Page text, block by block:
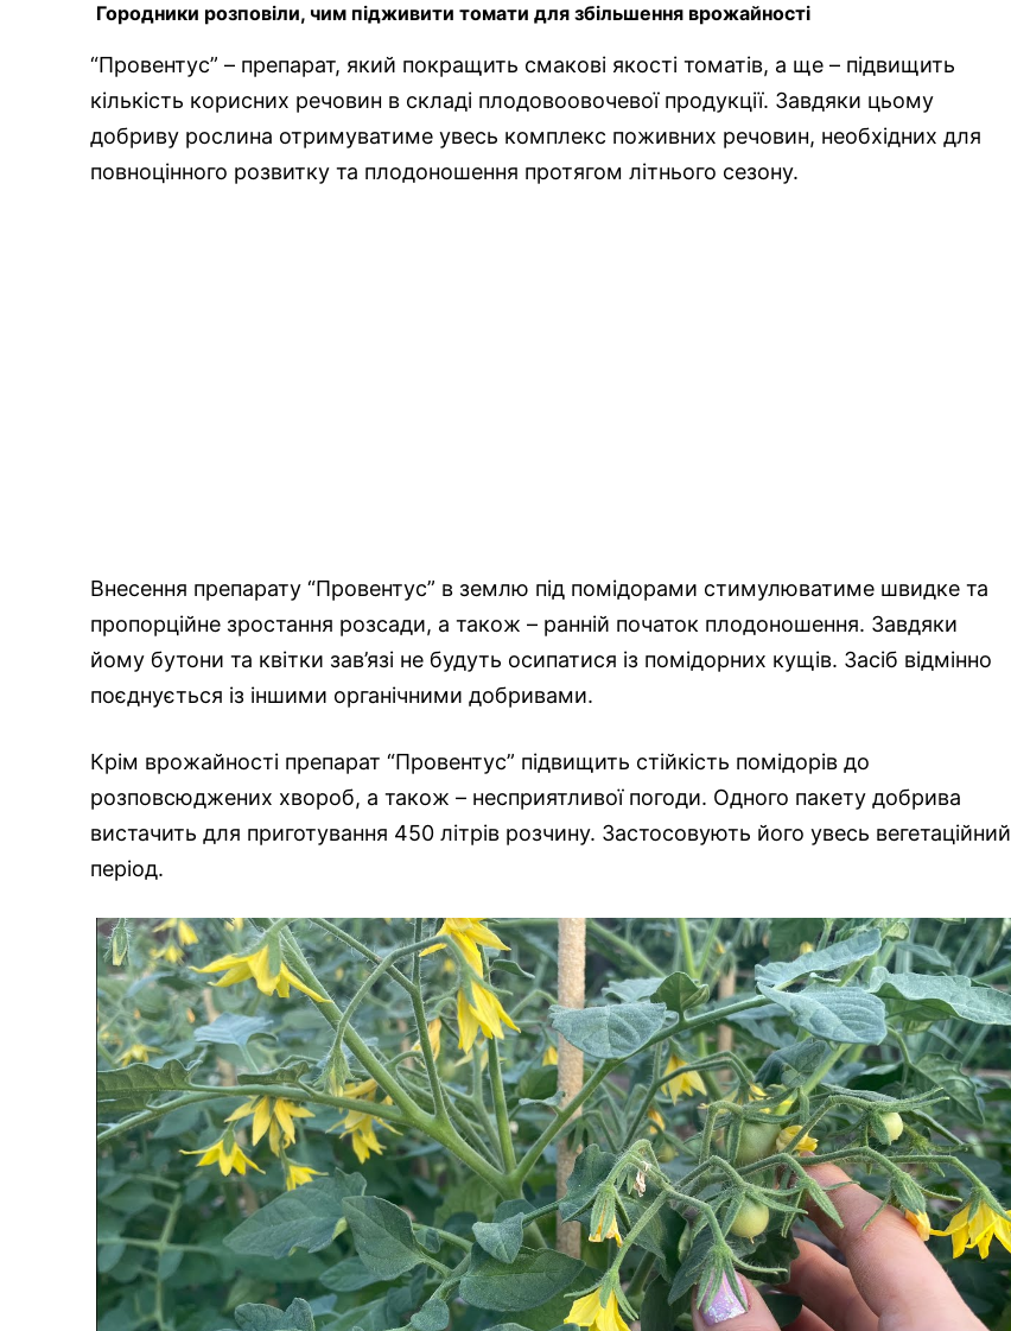
Городники розповіли, чим підживити томати для збільшення врожайності
“Провентус” – препарат, який покращить смакові якості томатів, а ще – підвищить
кількість корисних речовин в складі плодовоовочевої продукції. Завдяки цьому
добриву рослина отримуватиме увесь комплекс поживних речовин, необхідних для
повноцінного розвитку та плодоношення протягом літнього сезону.
Внесення препарату “Провентус” в землю під помідорами стимулюватиме швидке та
пропорційне зростання розсади, а також – ранній початок плодоношення. Завдяки
йому бутони та квітки зав’язі не будуть осипатися із помідорних кущів. Засіб відмінно
поєднується із іншими органічними добривами.
Крім врожайності препарат “Провентус” підвищить стійкість помідорів до
розповсюджених хвороб, а також – несприятливої погоди. Одного пакету добрива
вистачить для приготування 450 літрів розчину. Застосовують його увесь вегетаційний
період.